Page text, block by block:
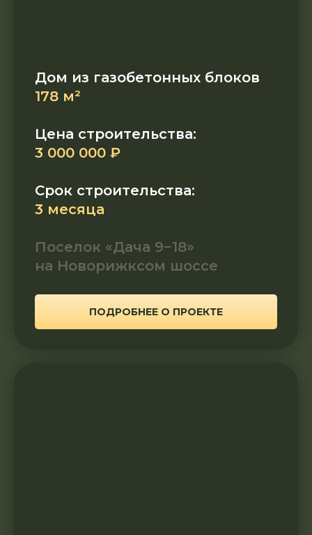
Дом из газобетонных блоков
178 м²
Цена строительства:
3 000 000 ₽
Срок строительства:
3 месяца
Поселок «Дача 9−18»
на Новорижксом шоссе
ПОДРОБНЕЕ О ПРОЕКТЕ